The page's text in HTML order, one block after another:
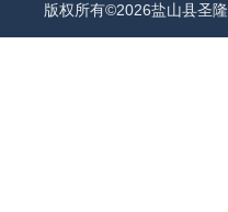
版权所有©2026盐山县圣